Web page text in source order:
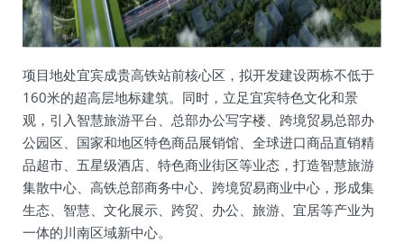
项目地处宜宾成贵高铁站前核心区，拟开发建设两栋不低于
160米的超高层地标建筑。同时，立足宜宾特色文化和景
观，引入智慧旅游平台、总部办公写字楼、跨境贸易总部办
公园区、国家和地区特色商品展销馆、全球进口商品直销精
品超市、五星级酒店、特色商业街区等业态，打造智慧旅游
集散中心、高铁总部商务中心、跨境贸易商业中心，形成集
生态、智慧、文化展示、跨贸、办公、旅游、宜居等产业为
一体的川南区域新中心。